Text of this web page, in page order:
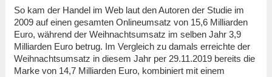
So kam der Handel im Web laut den Autoren der Studie im
2009 auf einen gesamten Onlineumsatz von 15,6 Milliarden
Euro, während der Weihnachtsumsatz im selben Jahr 3,9
Milliarden Euro betrug. Im Vergleich zu damals erreichte der
Weihnachtsumsatz in diesem Jahr per 29.11.2019 bereits die
Marke von 14,7 Milliarden Euro, kombiniert mit einem